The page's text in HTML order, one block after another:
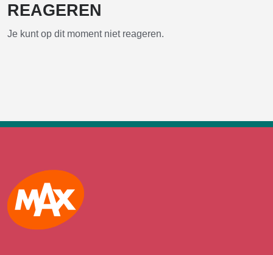
REAGEREN
Je kunt op dit moment niet reageren.
Max